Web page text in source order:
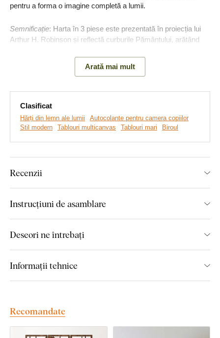
pentru a forma o imagine completă a lumii.
Semnificație: Harta în 3 piese este prezentată în proiecția lui
Arthur H. Robinson și reflectă curburile Pământului, arătând
Descoperiți avantajele acestui
produs:
Tablou din lemn original
Ideal pentru un living modern
Diverse modele disponibile
Dimensiunile pieselor:
Variantele de dimensiune 167x83 cm: dimensiunea
Montaj pe care îl poate realiza
Arată mai mult
Clasificat
Hărți din lemn ale lumii
Autocolante pentru camera copiilor
Stil modern
Tablouri multicanvas Tablouri mari Biroul
Recenzii
Instrucțiuni de asamblare
Deseori ne întrebați
Informații tehnice
Recomandate